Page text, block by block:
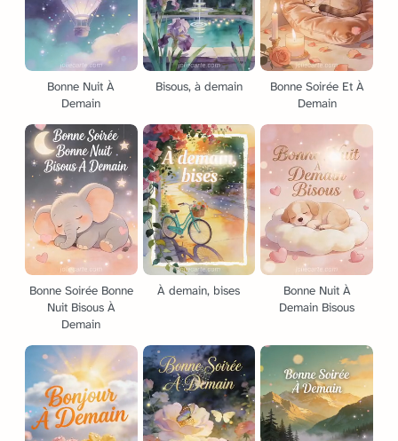
Bonne Nuit À
Demain
Bisous, à demain
Bonne Soirée Et À
Demain
Bonne Soirée Bonne
Nuit Bisous À
Demain
À demain, bises
Bonne Nuit À
Demain Bisous